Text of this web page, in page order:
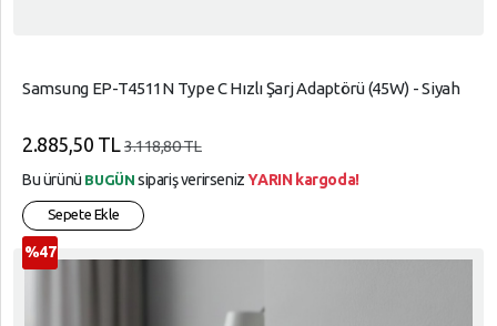
Samsung EP-T4511N Type C Hızlı Şarj Adaptörü (45W) - Siyah
2.885,50 TL 3.118,80 TL
Bu ürünü BUGÜN sipariş verirsenizYARIN kargoda!
Sepete Ekle
%47